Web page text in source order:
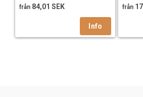
från 84,01 SEK från